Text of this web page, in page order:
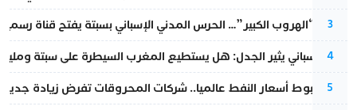
3
عملية “الهروب الكبير”… الحرس المدني الإسباني بسبتة يفتح قناة
4
تقرير إسباني يثير الجدل: هل يستطيع المغرب السيطرة على سبتة
5
رغم هبوط أسعار النفط عالميا.. شركات المحروقات تفرض زيادة